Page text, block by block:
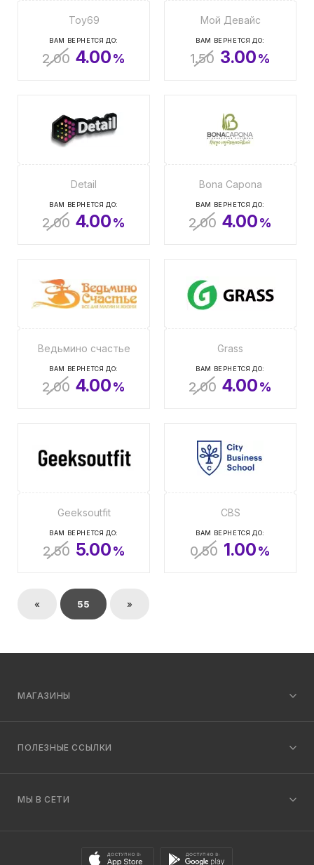
Toy69
ВАМ ВЕРНЕТСЯ ДО:
2.00 4.00%
Мой Девайс
ВАМ ВЕРНЕТСЯ ДО:
1.50 3.00%
Detail
ВАМ ВЕРНЕТСЯ ДО:
2.00 4.00%
Bona Capona
ВАМ ВЕРНЕТСЯ ДО:
2.00 4.00%
Ведьмино счастье
ВАМ ВЕРНЕТСЯ ДО:
2.00 4.00%
Grass
ВАМ ВЕРНЕТСЯ ДО:
2.00 4.00%
Geeksoutfit
ВАМ ВЕРНЕТСЯ ДО:
2.50 5.00%
CBS
ВАМ ВЕРНЕТСЯ ДО:
0.50 1.00%
« 55 »
МАГАЗИНЫ
ПОЛЕЗНЫЕ ССЫЛКИ
МЫ В СЕТИ